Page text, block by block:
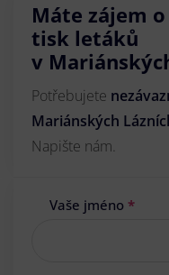
Máte zájem o
tisk letáků
v
Potřebujete
Mariánských
Napište nám.
Vaše jméno *